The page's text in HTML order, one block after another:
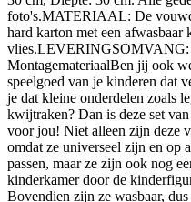
foto's.MATERIAAL: De
hard karton met een afwasbaar
vlies.LEVERINGSOMVANG:
MontagemateriaalBen jij ook
speelgoed van je kinderen dat
je dat kleine onderdelen zoals
kwijtraken? Dan is deze set
voor jou! Niet alleen zijn deze
omdat ze universeel zijn en op
passen, maar ze zijn ook nog
kinderkamer door de
Bovendien zijn ze wasbaar,